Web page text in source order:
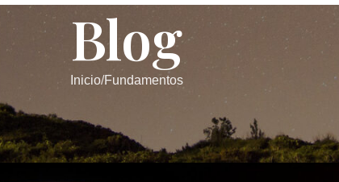
Blog
Inicio Fundamentos
FUNDAMENTOS
y Ecología Profunda
Salgado On 30/05/2023